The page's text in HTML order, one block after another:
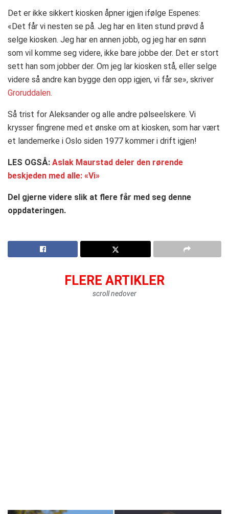
Det er ikke sikkert kiosken åpner igjen ifølge Espenes:
«Det får vi nesten se på. Jeg har en liten stund prøvd å
selge kiosken. Jeg har en annen jobb, og jeg har en sønn
som vil komme seg videre, ikke bare jobbe der. Det er stort
sett han som jobber der. Om jeg lar kiosken stå, eller selge
videre så andre kan bygge den opp igjen, vi får se», skriver
Groruddalen.
Så trist for Aleksander og alle andre pølseelskere. Vi
krysser fingrene med et ønske om at kiosken, som har vært
et landemerke i Oslo siden 1977 kommer i drift igjen!
LES OGSÅ: Aslak Maurstad deler den rørende
beskjeden med alle: «Vi»
Del gjerne videre slik at flere får med seg denne
oppdateringen.
FLERE ARTIKLER
scroll nedover